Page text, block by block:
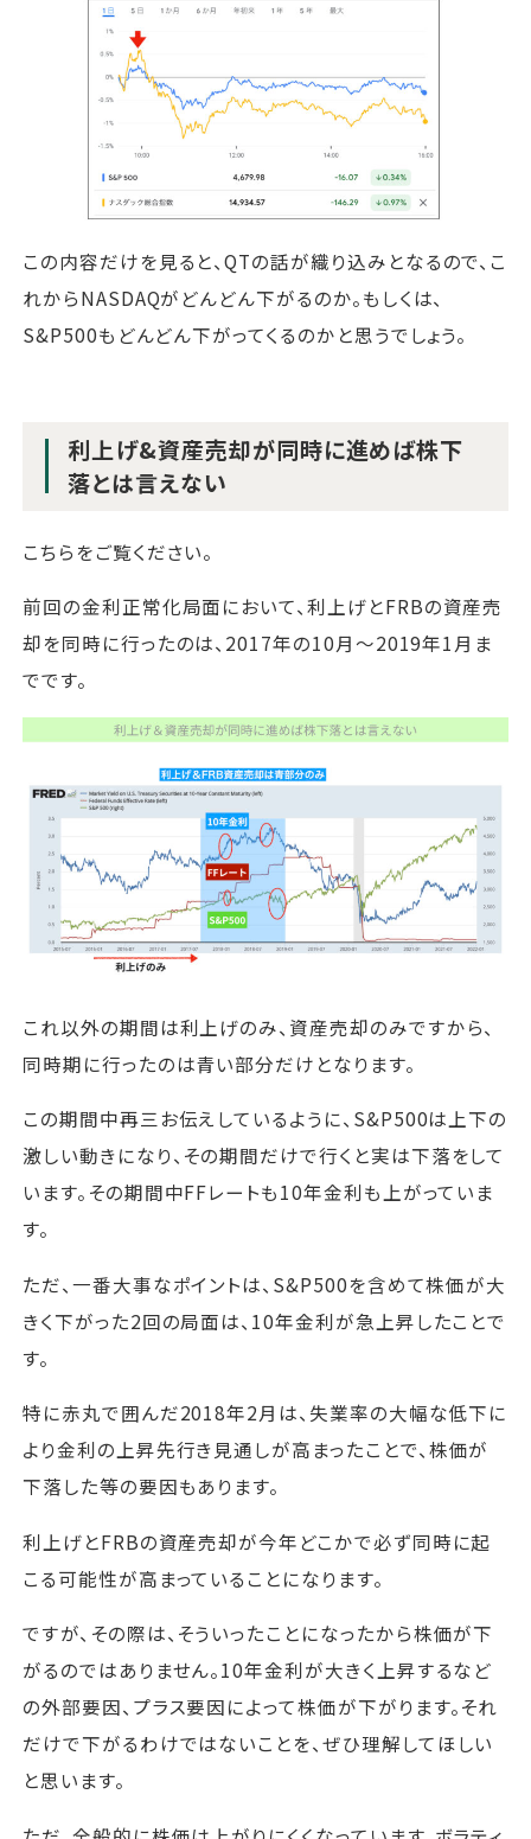
この内容だけを見ると、QTの話が織り込みとなるので、こ
れからNASDAQがどんどん下がるのか。もしくは、
S&P500もどんどん下がってくるのかと思うでしょう。
利上げ&資産売却が同時に進めば株下
落とは言えない
こちらをご覧ください。
前回の金利正常化局面において、利上げとFRBの資産売
却を同時に行ったのは、2017年の10月～2019年1月ま
でです。
これ以外の期間は利上げのみ、資産売却のみですから、
同時期に行ったのは青い部分だけとなります。
この期間中再三お伝えしているように、S&P500は上下の
激しい動きになり、その期間だけで行くと実は下落をして
います。その期間中FFレートも10年金利も上がっていま
す。
ただ、一番大事なポイントは、S&P500を含めて株価が大
きく下がった2回の局面は、10年金利が急上昇したことで
す。
特に赤丸で囲んだ2018年2月は、失業率の大幅な低下に
より金利の上昇先行き見通しが高まったことで、株価が
下落した等の要因もあります。
利上げとFRBの資産売却が今年どこかで必ず同時に起
こる可能性が高まっていることになります。
ですが、その際は、そういったことになったから株価が下
がるのではありません。10年金利が大きく上昇するなど
の外部要因、プラス要因によって株価が下がります。それ
だけで下がるわけではないことを、ぜひ理解してほしい
と思います。